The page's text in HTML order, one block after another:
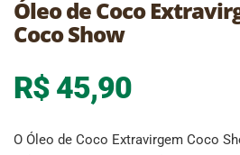
Óleo de Coco
Coco Show
R$ 45,90
O Óleo de Coco Extravirgem Coco